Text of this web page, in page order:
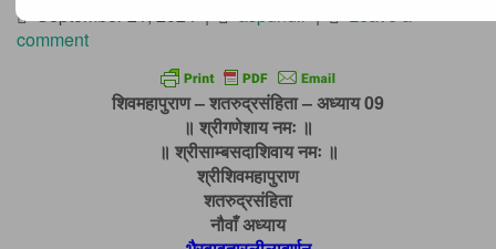
September 21, 2024| aspundir|
Leave a
comment
शिवमहापुराण – शतरुद्रसंहिता – अध्याय 09
॥ श्रीगणेशाय नमः ॥
॥ श्रीसाम्बसदाशिवाय नमः ॥
श्रीशिवमहापुराण
शतरुद्रसंहिता
नौवाँ अध्याय